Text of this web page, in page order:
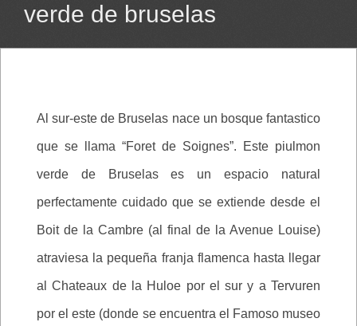
verde de bruselas
Al sur-este de Bruselas nace un bosque fantastico
que se llama “Foret de Soignes”. Este piulmon
verde de Bruselas es un espacio natural
perfectamente cuidado que se extiende desde el
Boit de la Cambre (al final de la Avenue Louise)
atraviesa la pequeña franja flamenca hasta llegar
al Chateaux de la Huloe por el sur y a Tervuren
por el este (donde se encuentra el Famoso museo